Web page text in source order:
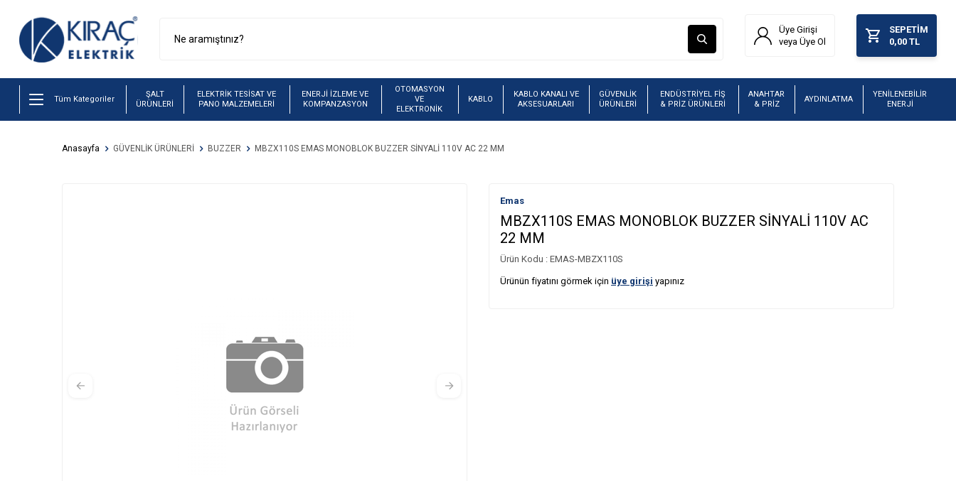
Üye Girişi
veya Üye Ol
SEPETIM
0,00 TL
Tüm Kategoriler
ŞALT
ÜRÜNLERİ
ELEKTRİK TESİSAT VE
PANO MALZEMELERİ
ENERJİ İZLEME VE
KOMPANZASYON
OTOMASYON
VE
ELEKTRONİK
KABLO
KABLO KANALI VE
AKSESUARLARI
GÜVENLİK
ÜRÜNLERİ
ENDÜSTRİYEL FİŞ
& PRİZ ÜRÜNLERİ
ANAHTAR
& PRİZ
AYDINLATMA
YENİLENEBİLİR
ENERJİ
Anasayfa GÜVENLİK ÜRÜNLERİ BUZZER MBZX110S EMAS MONOBLOK BUZZER SİNYALİ 110V AC 22 MM
Emas
MBZX110S EMAS MONOBLOK BUZZER SİNYALİ 110V AC
22 MM
Ürün Kodu : EMAS-MBZX110S
Ürünün fiyatını görmek için üye girişi yapınız